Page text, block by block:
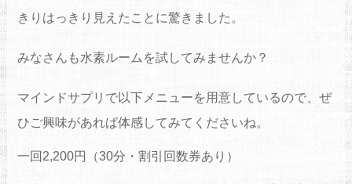
きりはっきり見えたことに驚きました。
みなさんも水素ルームを試してみませんか？
マインドサプリで以下メニューを用意しているので、ぜ
ひご興味があれば体感してみてくださいね。
一回2,200円（30分・割引回数券あり）